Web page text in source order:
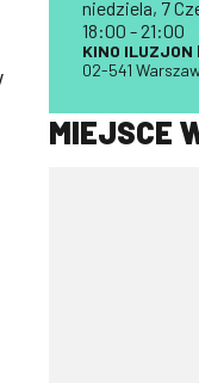
niedziela, 7
18:00 - 21:00
KINO ILUZJON
02-541
MIEJSCE